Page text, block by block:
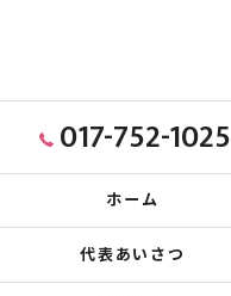
017-752-1025
ホーム
代表あいさつ